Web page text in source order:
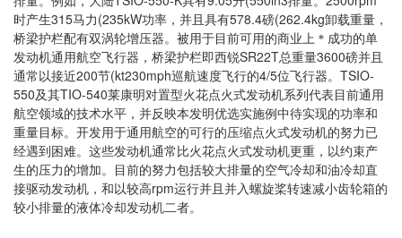
时产生315马力(235kW功率，并且具有578.4磅(262.4kg卸载重量，
桥梁护栏配有双涡轮增压器。被用于目前可用的商业上＊成功的单
发动机通用航空飞行器，桥梁护栏即西锐SR22T总重量3600磅并且
通常以接近200节(kt230mph巡航速度飞行的4/5位飞行器。TSIO-
550及其TIO-540莱康明对置型火花点火式发动机系列代表目前通用
航空领域的技术水平，并反映本发明优选实施例中待实现的功率和
重量目标。开发用于通用航空的可行的压缩点火式发动机的努力已
经遇到困难。这些发动机通常比火花点火式发动机更重，以约束产
生的压力的增加。目前的努力包括较大排量的空气冷却和油冷却直
接驱动发动机，和以较高rpm运行并且并入螺旋桨转速减小齿轮箱的
较小排量的液体冷却发动机二者。